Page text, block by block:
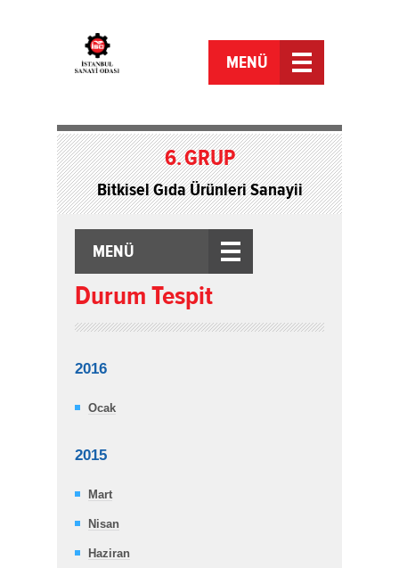
6.GRUP
Bitkisel Gıda Ürünleri Sanayii
MENÜ
MENÜ
Durum Tespit
2016
Ocak
2015
Mart
Nisan
Haziran